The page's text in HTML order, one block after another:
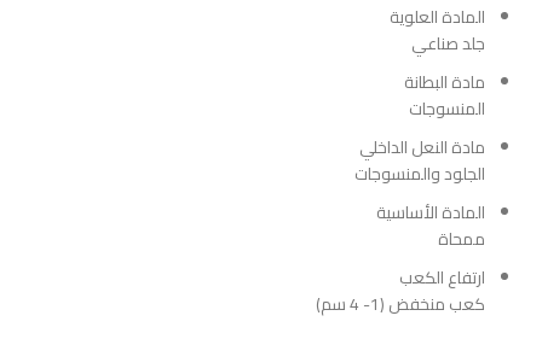
المادة العلوية
جلد صناعي
مادة البطانة
المنسوجات
مادة النعل الداخلي
الجلود والمنسوجات
المادة الأساسية
ممحاة
ارتفاع الكعب
كعب منخفض (1- 4 سم)